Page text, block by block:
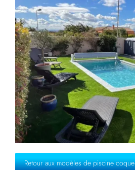
Retour aux modèles de piscine coque